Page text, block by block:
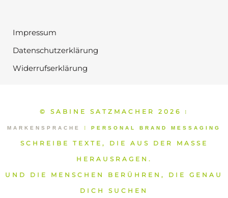
Impressum
Datenschutzerklärung
Widerrufserklärung
© SABINE SATZMACHER 2026 ⁞
MARKENSPRACHE ⁞ PERSONAL BRAND MESSAGING
SCHREIBE TEXTE, DIE AUS DER MASSE
HERAUSRAGEN.
UND DIE MENSCHEN BERÜHREN, DIE GENAU
DICH SUCHEN